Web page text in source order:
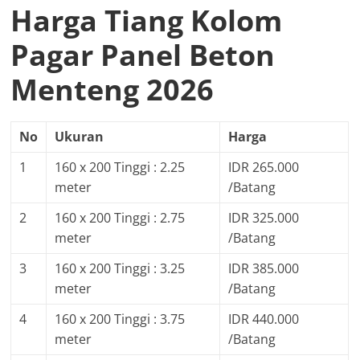
Harga Tiang Kolom
Pagar Panel Beton
Menteng 2026
No Ukuran
Harga
1
160 x 200 Tinggi : 2.25
meter
IDR 265.000
/Batang
2
160 x 200 Tinggi : 2.75
meter
IDR 325.000
/Batang
3
160 x 200 Tinggi : 3.25
meter
IDR 385.000
/Batang
4
160 x 200 Tinggi : 3.75
meter
IDR 440.000
/Batang